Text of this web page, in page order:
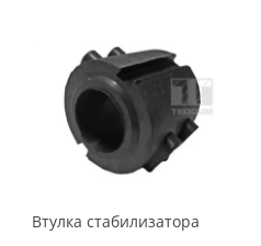
Втулка стабилизатора